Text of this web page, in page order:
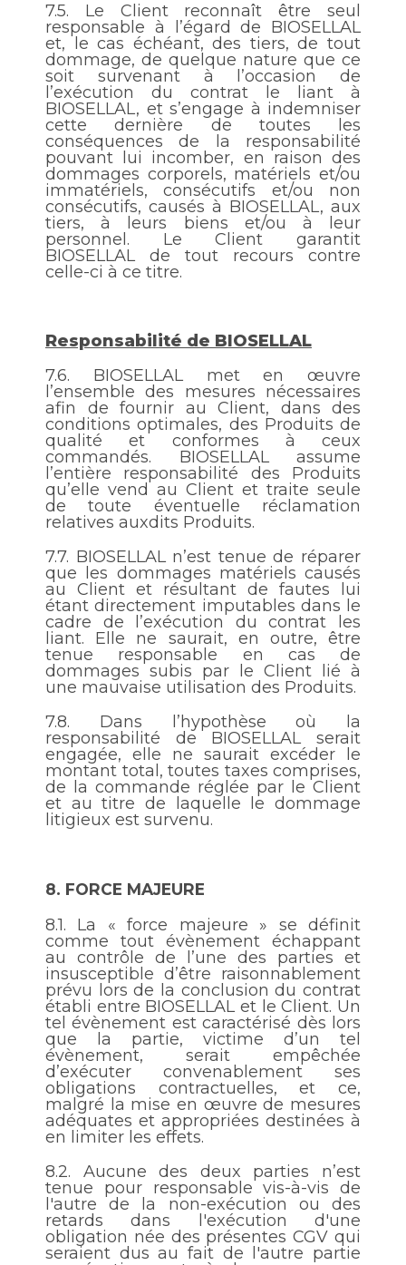
7.5.
Le Client reconnaît être seul
responsable à l’égard de BIOSELLAL
et, le cas échéant, des tiers, de tout
dommage, de quelque nature que ce
soit survenant à l’occasion de
l’exécution du contrat le liant à
BIOSELLAL, et s’engage à indemniser
cette dernière de toutes les
conséquences de la responsabilité
pouvant lui incomber, en raison des
dommages corporels, matériels et/ou
immatériels, consécutifs et/ou non
consécutifs, causés à BIOSELLAL, aux
tiers, à leurs biens et/ou à leur
personnel. Le Client garantit
BIOSELLAL de tout recours contre
celle-ci à ce titre.
Responsabilité de BIOSELLAL
7.6.
BIOSELLAL met en œuvre
l’ensemble des mesures nécessaires
afin de fournir au Client, dans des
conditions optimales, des Produits de
qualité et conformes à ceux
commandés. BIOSELLAL assume
l’entière responsabilité des Produits
qu’elle vend au Client et traite seule
de toute éventuelle réclamation
relatives auxdits Produits.
7.7. BIOSELLAL n’est tenue de réparer
que les dommages matériels causés
au Client et résultant de fautes lui
étant directement imputables dans le
cadre de l’exécution du contrat les
liant. Elle ne saurait, en outre, être
tenue responsable en cas de
dommages subis par le Client lié à
une mauvaise utilisation des Produits.
7.8.
Dans l’hypothèse où la
responsabilité de BIOSELLAL serait
engagée, elle ne saurait excéder le
montant total, toutes taxes comprises,
de la commande réglée par le Client
et au titre de laquelle le dommage
litigieux est survenu.
8. FORCE MAJEURE
8.1.
La « force majeure » se définit
comme tout évènement échappant
au contrôle de l’une des parties et
insusceptible d’être raisonnablement
prévu lors de la conclusion du contrat
établi entre BIOSELLAL et le Client. Un
tel évènement est caractérisé dès lors
que la partie, victime d’un tel
évènement, serait empêchée
d’exécuter convenablement ses
obligations contractuelles, et ce,
malgré la mise en œuvre de mesures
adéquates et appropriées destinées à
en limiter les effets.
8.2.
Aucune des deux parties n’est
tenue pour responsable vis-à-vis de
l'autre de la non-exécution ou des
retards dans l'exécution d'une
obligation née des présentes CGV qui
seraient dus au fait de l'autre partie